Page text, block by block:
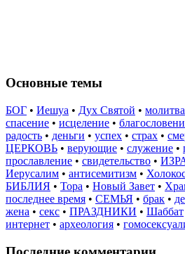
Основные темы
БОГ • Иешуа • Дух Святой • молитва
спасение • исцеление •
радость • деньги • успех • страх •
ЦЕРКОВЬ • верующие • служение •
прославление • свидетельство •
Иерусалим • антисемитизм •
БИБЛИЯ • Тора • Новый Завет •
последнее время • СЕМЬЯ • брак •
жена • секс • ПРАЗДНИКИ • Шаббат
интернет • археология •